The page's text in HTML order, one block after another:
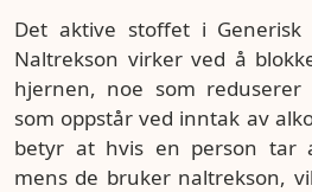
Det aktive stoffet i Generisk
Naltrekson virker ved å
hjernen, noe som reduserer
som oppstår ved inntak av
betyr at hvis en person tar
mens de bruker naltrekson,